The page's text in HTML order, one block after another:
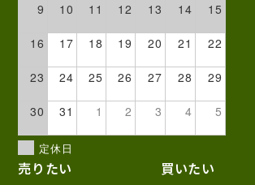
9 10 11 12 13 14 15
16 17 18 19 20 21 22
23 24 25 26 27 28 29
30 31 1 2 3 4 5
定休日
売りたい 買いたい